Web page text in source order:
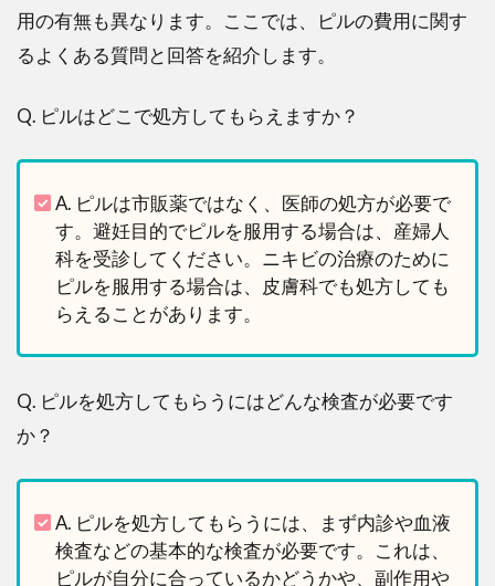
用の有無も異なります。ここでは、ピルの費用に関す
るよくある質問と回答を紹介します。
Q. ピルはどこで処方してもらえますか？
A. ピルは市販薬ではなく、医師の処方が必要で
す。避妊目的でピルを服用する場合は、産婦人
科を受診してください。ニキビの治療のために
ピルを服用する場合は、皮膚科でも処方しても
らえることがあります。
Q. ピルを処方してもらうにはどんな検査が必要です
か？
A. ピルを処方してもらうには、まず内診や血液
検査などの基本的な検査が必要です。これは、
ピルが自分に合っているかどうかや、副作用や